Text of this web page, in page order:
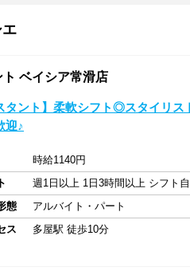
ベイシア常滑店
タント】柔軟シフト◎スタイリ
迎♪
時給1140円
週1日以上 1日3時間以上 シフト
態
アルバイト・パート
ス
多屋駅 徒歩10分